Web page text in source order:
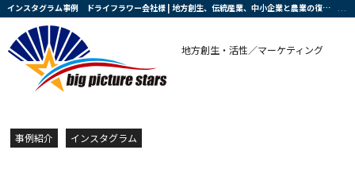
インスタグラム事例 ドライフラワー会社様 | 地方創生、伝統産業、中小企業と農業の復興・活性化を支援する会社です
地方創生・活性／マーケティング
事例紹介 インスタグラム